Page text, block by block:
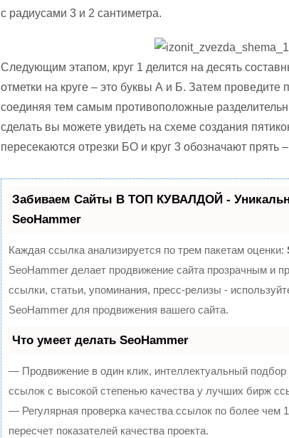
с радиусами 3 и 2 сантиметра.
Следующим этапом, круг 1 делится на десять
отметки на круге – это буквы А и Б. Затем
соединяя тем самым противоположные
сделать вы можете увидеть на схеме создания
пересекаются отрезки БО и круг 3 обозначают прять
Забиваем Сайты В ТОП КУВАЛДОЙ -
SeoHammer
Каждая ссылка анализируется по трем пакетам оценки:
SeoHammer делает продвижение сайта прозрачным и
ссылки, статьи, упоминания, пресс-релизы -
SeoHammer для продвижения вашего сайта.
Что умеет делать SeoHammer
— Продвижение в один клик, интеллектуальный
ссылок с высокой степенью качества у лучших бирж
— Регулярная проверка качества ссылок по более чем
пересчет показателей качества проекта.